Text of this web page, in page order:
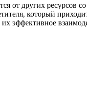
других ресурсов
который
эффективное